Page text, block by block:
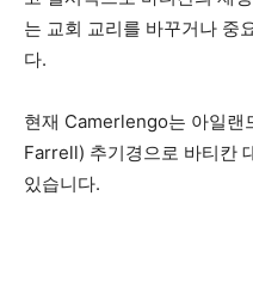
는 교회 교리를 바꾸거나 중
다.
현재 Camerlengo는 아일랜
Farrell) 추기경으로 바티칸
있습니다.